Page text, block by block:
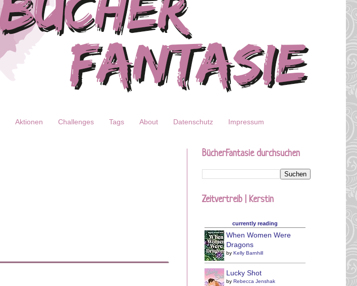
Aktionen Challenges Tags About Datenschutz Impressum
BücherFantasie durchsuchen
Zeitvertreib | Kerstin
currently reading
When Women Were
Dragons
by Kelly Barnhill
Lucky Shot
by Rebecca Jenshak